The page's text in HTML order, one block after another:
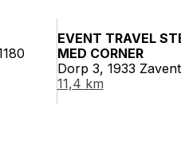
EVENT TRAVEL
MED CORNER
Dorp 3, 1933
11,4 km